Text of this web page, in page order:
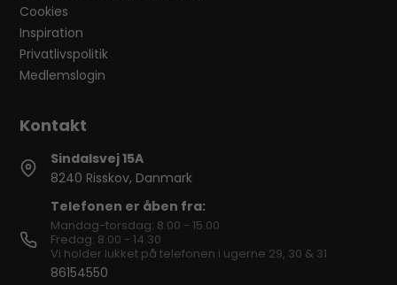
Cookies
Inspiration
Privatlivspolitik
Medlemslogin
Sindalsvej 15A
8240 Risskov, Danmark
Telefonen er åben fra:
Mandag-torsdag: 8.00 - 15.00
Fredag: 8.00 - 14.30
Vi holder lukket på telefonen i ugerne 29, 30 & 31
86154550